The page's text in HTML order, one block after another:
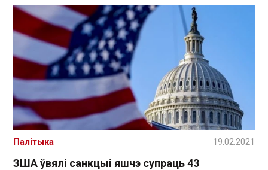
ЗША ўвялі санкцыі яшчэ супраць 43
Палітыка 19.02.2021